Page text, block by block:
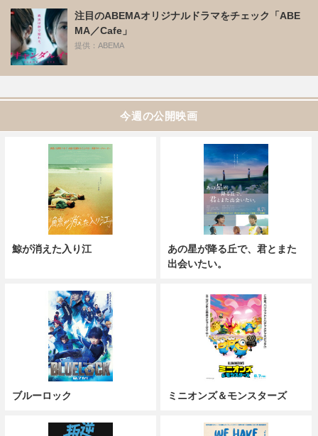
注目のABEMAオリジナルドラマをチェック「ABE
MA／Cafe」
提供：ABEMA
今週の公開映画
鯨が消えた入り江
あの星が降る丘で、君とまた
出会いたい。
ブルーロック ミニオンズ＆モンスターズ